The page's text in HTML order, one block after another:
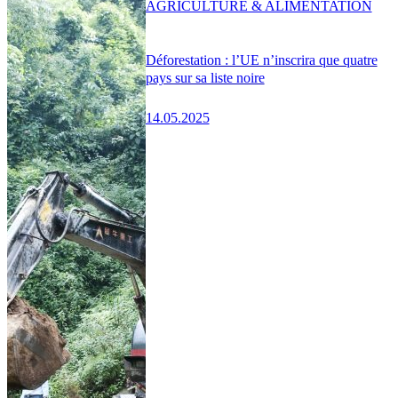
Déforestation : l’UE n’inscrira que quatre
pays sur sa liste noire
14.05.2025
AGRICULTURE & ALIMENTATION